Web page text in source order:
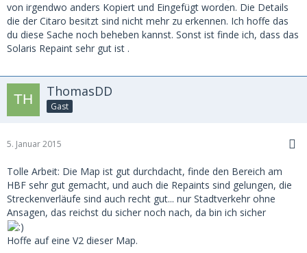
von irgendwo anders Kopiert und Eingefügt worden. Die Details
die der Citaro besitzt sind nicht mehr zu erkennen. Ich hoffe das
du diese Sache noch beheben kannst. Sonst ist finde ich, dass das
Solaris Repaint sehr gut ist .
ThomasDD
Gast
5. Januar 2015
Tolle Arbeit: Die Map ist gut durchdacht, finde den Bereich am
HBF sehr gut gemacht, und auch die Repaints sind gelungen, die
Streckenverläufe sind auch recht gut... nur Stadtverkehr ohne
Ansagen, das reichst du sicher noch nach, da bin ich sicher
Hoffe auf eine V2 dieser Map.